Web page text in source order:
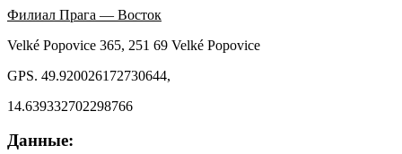
Филиал Прага — Восток
Velké Popovice 365, 251 69 Velké Popovice
GPS. 49.920026172730644,
14.639332702298766
Данные: